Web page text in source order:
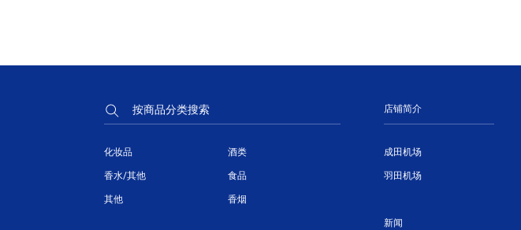
按商品分类搜索
化妆品 酒类
香水/其他 食品
其他 香烟
店铺简介
成田机场
羽田机场
新闻